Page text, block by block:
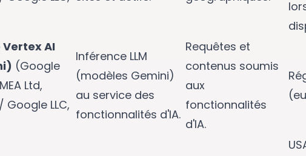
AI
(Google
Ltd,
Google LLC,
Inférence LLM
(modèles Gemini)
au service des
fonctionnalités d'IA.
Requêtes et
contenus soumis
aux
fonctionnalités
d'IA.